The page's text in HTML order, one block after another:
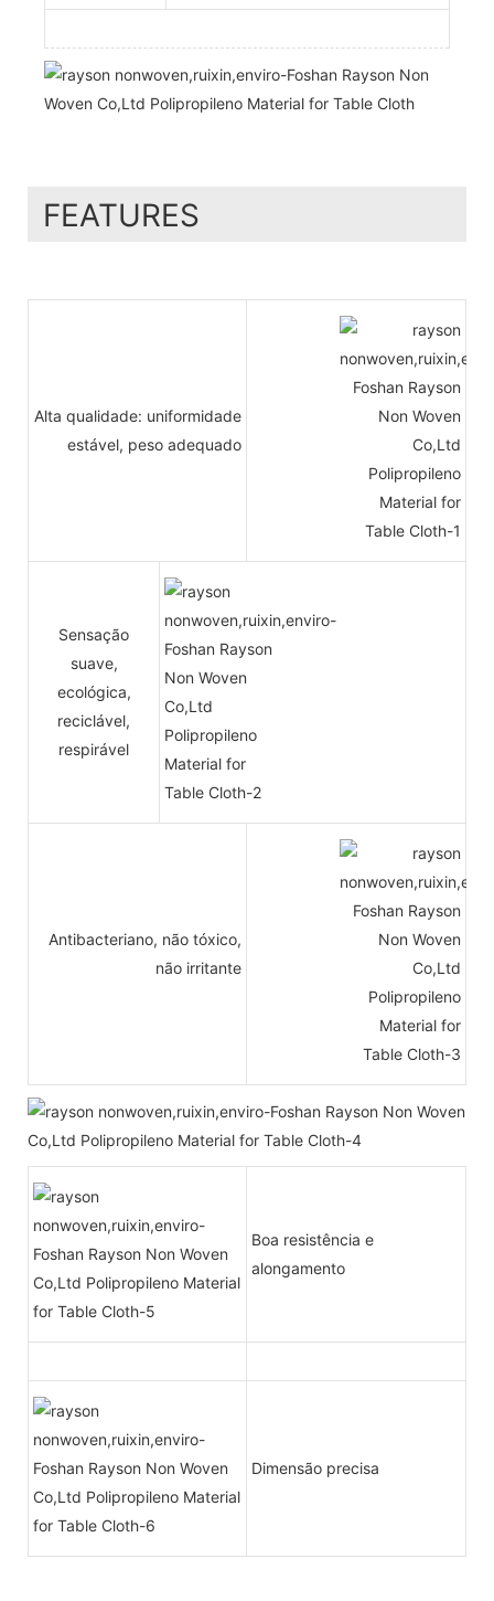
FEATURES
Alta qualidade: uniformidade
estável, peso adequado
Sensação
suave,
ecológica,
reciclável,
respirável
Antibacteriano, não tóxico,
não irritante
Boa resistência e
alongamento
Dimensão precisa